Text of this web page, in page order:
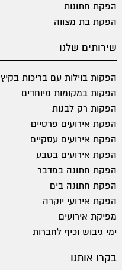
הפקת חתונות
הפקת בת מצווה
שירותים שלנו
הפקות בוילות עם בריכות בקיץ
הפקות במקומות מיוחדים
הפקות רק לבנות
הפקת אירועים פרטיים
הפקת אירועים עסקיים
הפקת אירועים בטבע
הפקת חתונה במדבר
הפקת חתונה בים
הפקת אירועי יוקרה
מפיקת אירועים
ימי גיבוש וכיף לחברות
בקרו אותנו